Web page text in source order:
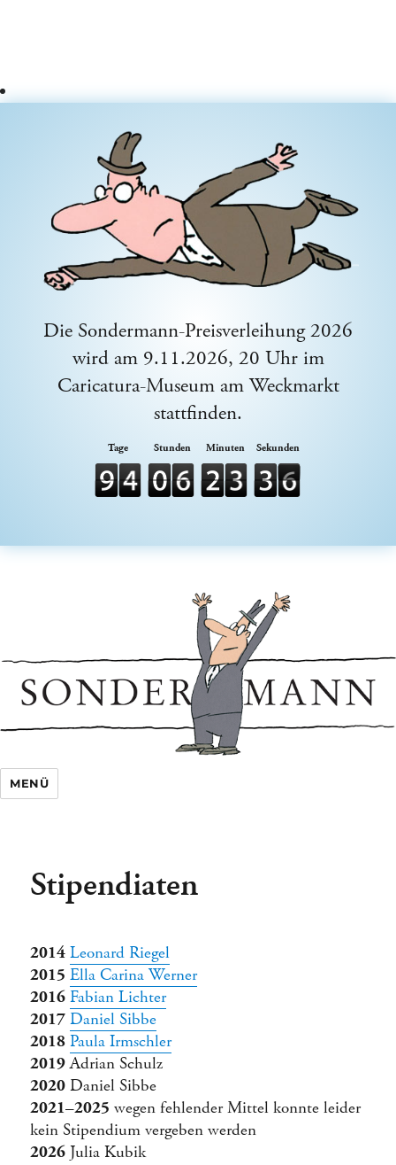
Die Sondermann-Preisverleihung 2026
wird am 9.11.2026, 20 Uhr im
Caricatura-Museum am Weckmarkt
stattfinden.
Sondermann e.V.
MENÜ
Stipendiaten
2014 Leonard Riegel
2015 Ella Carina Werner
2016 Fabian Lichter
2017 Daniel Sibbe
2018 Paula Irmschler
2019Adrian Schulz
2020 Daniel Sibbe
2021–2025 wegen fehlender Mittel konnte leider
kein Stipendium vergeben werden
2026 Julia Kubik